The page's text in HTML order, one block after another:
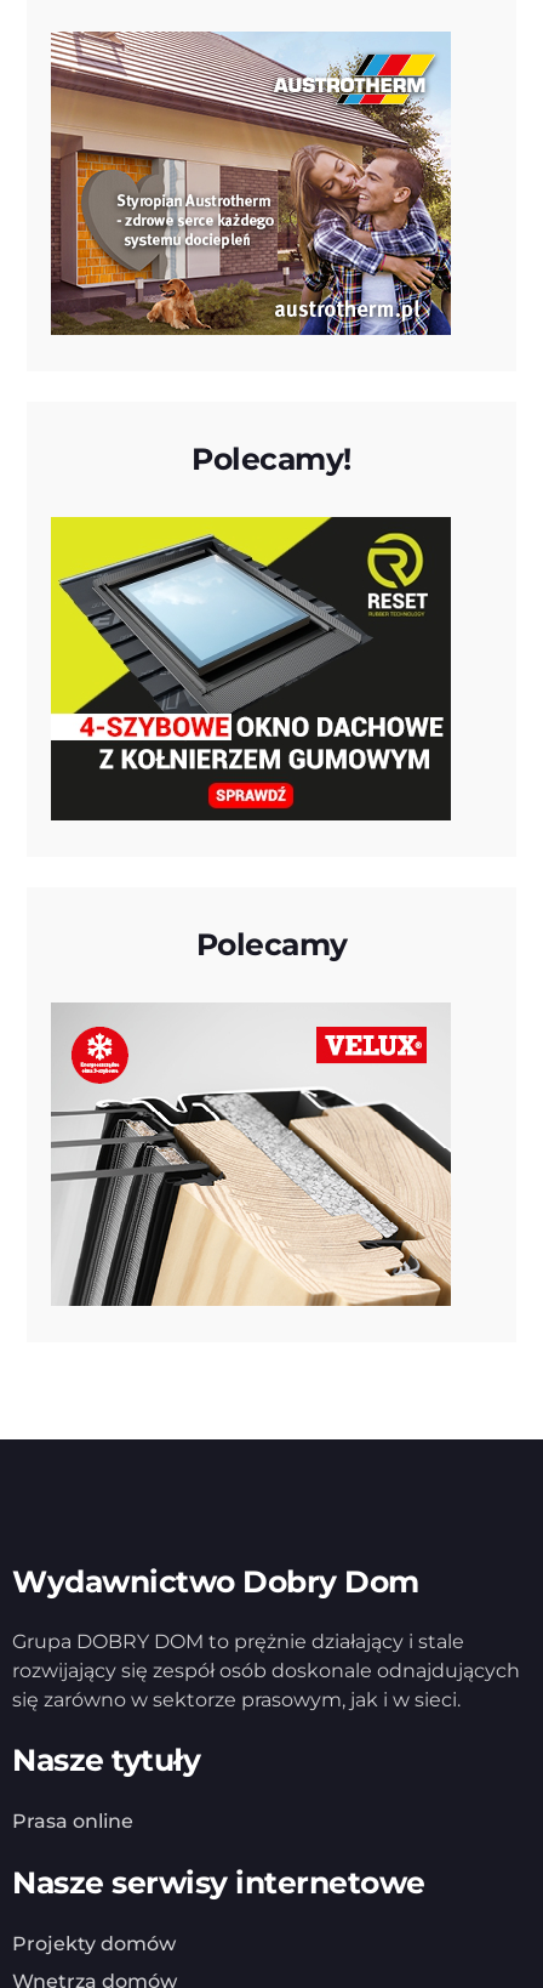
Polecamy!
Polecamy
Wydawnictwo Dobry Dom
Grupa DOBRY DOM to prężnie działający i stale
rozwijający się zespół osób doskonale odnajdujących
się zarówno w sektorze prasowym, jak i w sieci.
Nasze tytuły
Prasa online
Nasze serwisy internetowe
Projekty domów
Wnętrza domów